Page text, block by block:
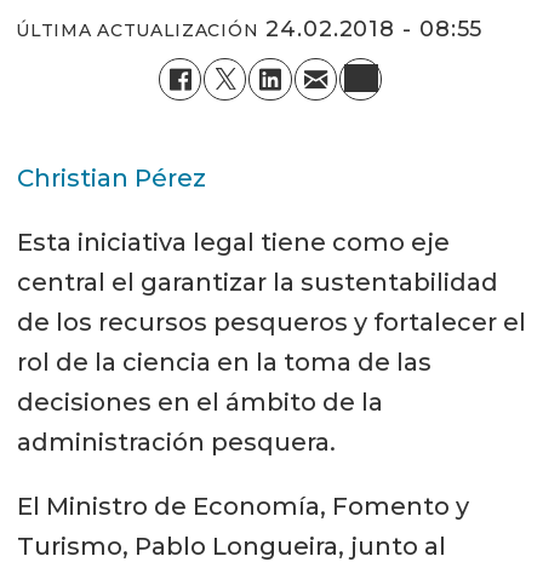
ÚLTIMA ACTUALIZACIÓN 24.02.2018 - 08:55
Christian Pérez
Esta iniciativa legal tiene como eje
central el garantizar la sustentabilidad
de los recursos pesqueros y fortalecer el
rol de la ciencia en la toma de las
decisiones en el ámbito de la
administración pesquera.
El Ministro de Economía, Fomento y
Turismo, Pablo Longueira, junto al